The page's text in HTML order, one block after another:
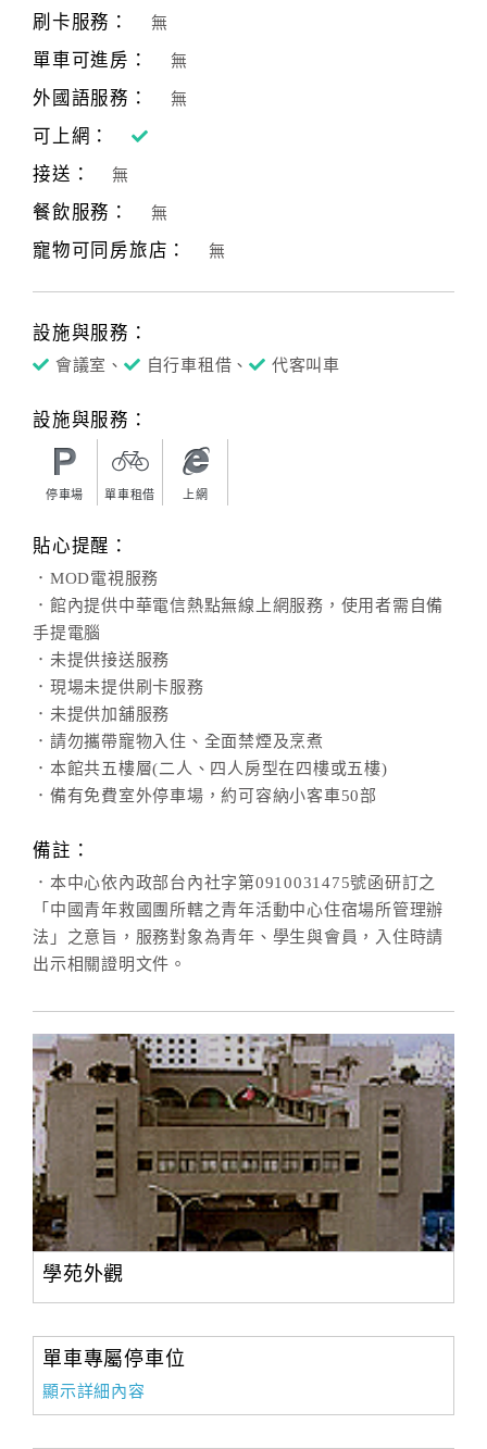
刷卡服務： 無
單車可進房： 無
外國語服務： 無
可上網：
接送：
無
餐飲服務： 無
寵物可同房旅店： 無
設施與服務：
會議室、 自行車租借、 代客叫車
設施與服務：
停車場 單車租借 上網
貼心提醒：
．MOD電視服務
．館內提供中華電信熱點無線上網服務，使用者需自備
手提電腦
．未提供接送服務
．現場未提供刷卡服務
．未提供加舖服務
．請勿攜帶寵物入住、全面禁煙及烹煮
．本館共五樓層(二人、四人房型在四樓或五樓)
．備有免費室外停車場，約可容納小客車50部
備註：
．本中心依內政部台內社字第0910031475號函研訂之
「中國青年救國團所轄之青年活動中心住宿場所管理辦
法」之意旨，服務對象為青年、學生與會員，入住時請
出示相關證明文件。
學苑外觀
單車專屬停車位
顯示詳細內容